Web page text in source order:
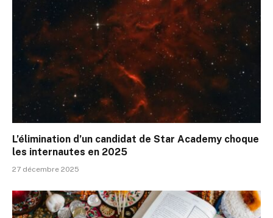
L’élimination d’un candidat de Star Academy choque
les internautes en 2025
27 décembre 2025